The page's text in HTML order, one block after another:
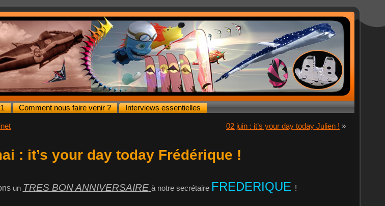
Comment nous faire venir ?
Interviews essentielles
02 juin : it’s your day today Julien ! »
: it’s your day today Frédérique !
un TRES BON ANNIVERSAIRE à notre secrétaire FREDERIQUE !